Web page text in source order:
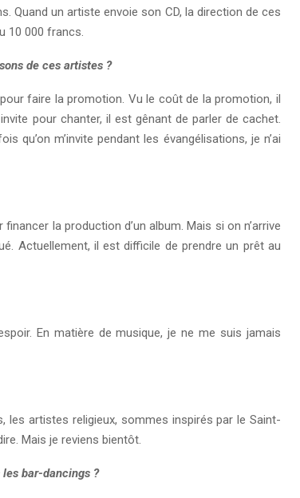
Quand un artiste envoie son CD, la direction de ces
10 000 francs.
de ces artistes ?
faire la promotion. Vu le coût de la promotion, il
pour chanter, il est gênant de parler de cachet.
qu’on m’invite pendant les évangélisations, je n’ai
la production d’un album. Mais si on n’arrive
Actuellement, il est difficile de prendre un prêt au
En matière de musique, je ne me suis jamais
les artistes religieux, sommes inspirés par le Saint-
Mais je reviens bientôt.
bar-dancings ?